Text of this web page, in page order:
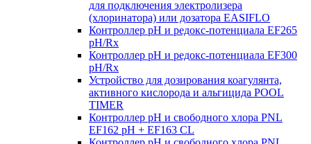
для подключения электролизера
(хлоринатора) или дозатора EASIFLO
Контроллер рН и редокс-потенциала EF265
pH/Rx
Контроллер рН и редокс-потенциала EF300
pH/Rx
Устройство для дозирования коагулянта,
активного кислорода и альгицида POOL
TIMER
Контроллер рН и свободного хлора PNL
EF162 pH + EF163 CL